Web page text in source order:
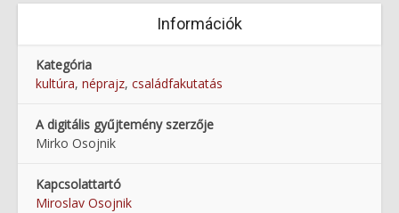
Információk
Kategória
kultúra, néprajz, családfakutatás
A digitális gyűjtemény szerzője
Mirko Osojnik
Kapcsolattartó
Miroslav Osojnik